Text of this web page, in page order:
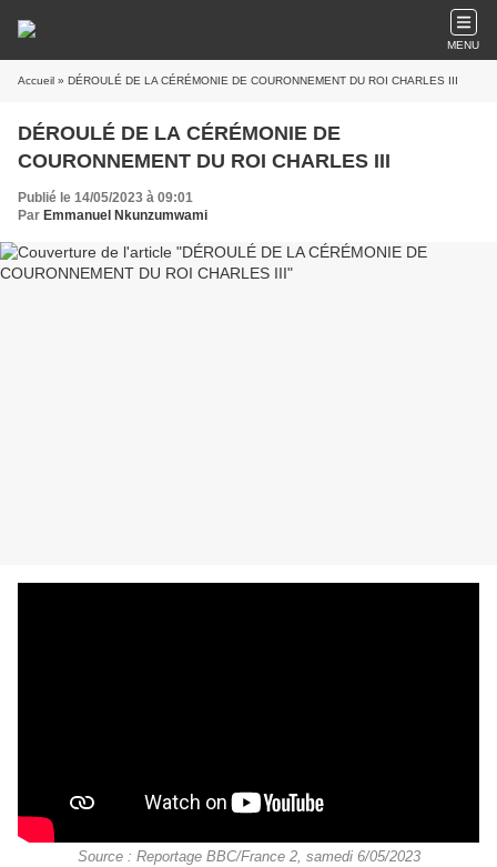
MENU
Accueil » DÉROULÉ DE LA CÉRÉMONIE DE COURONNEMENT DU ROI CHARLES III
DÉROULÉ DE LA CÉRÉMONIE DE
COURONNEMENT DU ROI CHARLES III
Publié le 14/05/2023 à 09:01
Par Emmanuel Nkunzumwami
Source : Reportage BBC/France 2, samedi 6/05/2023